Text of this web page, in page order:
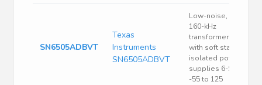
SN6505ADBVT
Texas
Instruments
SN6505ADBVT
Low-noise, 1-A,
160-kHz
transformer driver
with soft start for
isolated power
supplies 6-SOT-23
-55 to 125